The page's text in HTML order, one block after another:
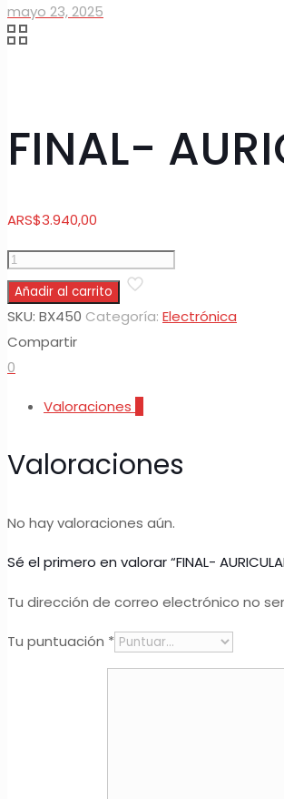
mayo 23, 2025
FINAL-
ARS$3.940,00
FINAL-
AURICULAR
VINCHA
CON
CABLE
Añadir al carrito
SKU: BX450 Categoría: Electrónica
Compartir
0
Valoraciones
Valoraciones
No hay valoraciones aún.
Sé el primero en valorar “FINAL-
Tu dirección de correo electrónico no
Tu puntuación *